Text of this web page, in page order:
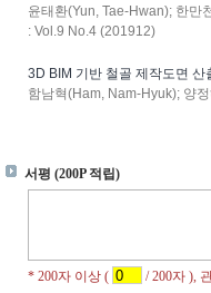
윤태환(Yun, Tae-Hwan); 한만
: Vol.9 No.4 (201912)
3D BIM 기반 철골 제작도면 산
함남혁(Ham, Nam-Hyuk); 양